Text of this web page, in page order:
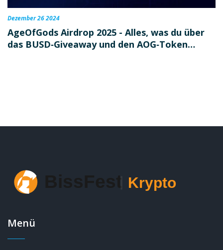
Dezember 26 2024
AgeOfGods Airdrop 2025 - Alles, was du über
das BUSD‑Giveaway und den AOG‑Token
Menü